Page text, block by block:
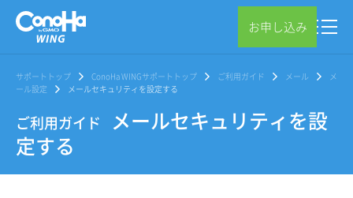
お申し込み
サポートトップ ConoHa WINGサポートトップ ご利用ガイド メール
メ
ール設定
メールセキュリティを設定する
ご利用ガイド
メールセキュリティを設
定する